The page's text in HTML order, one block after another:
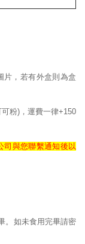
片，若有外盒則為盒
粉)，運費一律+150
司與您聯繫通知後以
。如未食用完畢請密